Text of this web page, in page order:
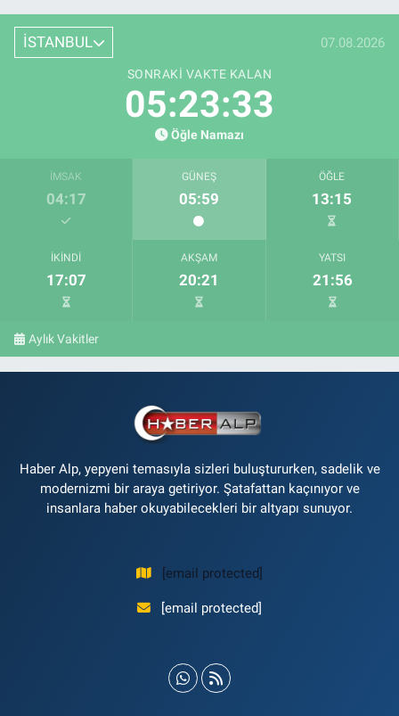
İSTANBUL 07.08.2026
SONRAKI VAKTE KALAN
05:23:32
Öğle Namazı
İMSAK
04:17
GÜNEŞ
05:59
ÖĞLE
13:15
İKINDI
17:07
AKŞAM
20:21
YATSI
21:56
Aylık Vakitler
Haber Alp, yepyeni temasıyla sizleri buluştururken, sadelik ve
modernizmi bir araya getiriyor. Şatafattan kaçınıyor ve
insanlara haber okuyabilecekleri bir altyapı sunuyor.
[email protected]
[email protected]